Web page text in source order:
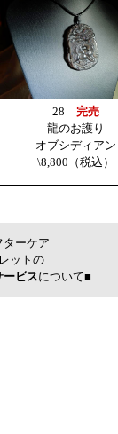
28 完売
龍のお護り
オブシディアン
\8,800（税込）